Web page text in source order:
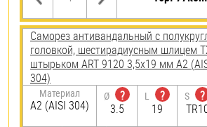
Саморез антивандальный с
головкой, шестирадиусным шлицем
штырьком ART 9120 3,5х19 мм А2
304)
Материал
А2 (AISI 304)
Ø
?
3.5
L
?
19
S
?